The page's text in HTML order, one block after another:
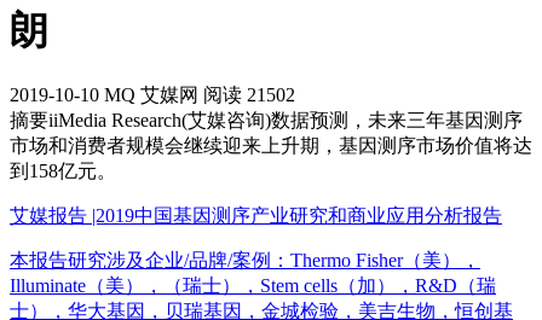
朗
2019-10-10 MQ 艾媒网 阅读 21502
摘要iiMedia Research(艾媒咨询)数据预测，未来三年基因测序
市场和消费者规模会继续迎来上升期，基因测序市场价值将达
到158亿元。
艾媒报告 |2019中国基因测序产业研究和商业应用分析报告
本报告研究涉及企业/品牌/案例：Thermo Fisher（美），
Illuminate（美），（瑞士），Stem cells（加），R&D（瑞
士），华大基因，贝瑞基因，金城检验，美吉生物，恒创基